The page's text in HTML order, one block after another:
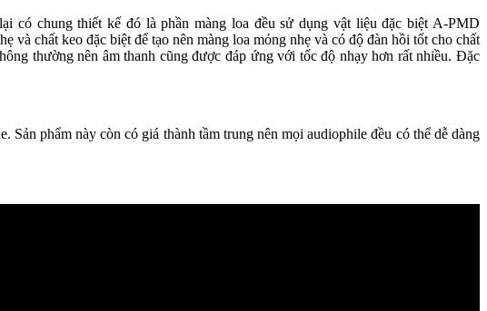
có chung thiết kế đó là phần màng loa đều sử dụng vật liệu đặc biệt A-PMD
chất keo đặc biệt để tạo nên màng loa mỏng nhẹ và có độ đàn hồi tốt cho chất
thường nên âm thanh cũng được đáp ứng với tốc độ nhạy hơn rất nhiều. Đặc
phẩm này còn có giá thành tầm trung nên mọi audiophile đều có thể dễ dàng